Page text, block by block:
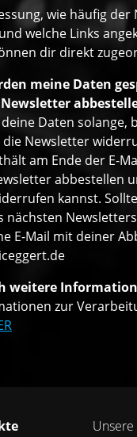
wie häufig der
welche Links
dir direkt
meine Daten
Daten solange,
Newsletter
am Ende der E-
abbestellen
kannst.
nächsten
E-Mail mit deiner
weitere
zur
Unsere